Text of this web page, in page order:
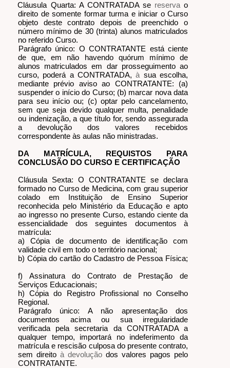
Cláusula Quarta: A CONTRATADA se reservao
direito de somente formar turma e iniciar o Curso
objeto deste contrato depois de preenchido o
número mínimo de 30 (trinta) alunos matriculados
no referido Curso.
Parágrafo único: O CONTRATANTE está ciente
de que, em não havendo quórum mínimo de
alunos matriculados em dar prosseguimento ao
curso, poderá a CONTRATADA, à sua escolha,
mediante prévio aviso ao CONTRATANTE: (a)
suspender o início do Curso; (b) marcar nova data
para seu início ou; (c) optar pelo cancelamento,
sem que seja devido qualquer multa, penalidade
ou indenização, a que título for, sendo assegurada
a devolução dos valores recebidos
correspondente às aulas não ministradas.
DA MATRÍCULA, REQUISTOS PARA
CONCLUSÃO DO CURSO E CERTIFICAÇÃO
Cláusula Sexta: O CONTRATANTE se declara
formado no Curso de Medicina, com grau superior
colado em Instituição de Ensino Superior
reconhecida pelo Ministério da Educação e apto
ao ingresso no presente Curso, estando ciente da
essencialidade dos seguintes documentos à
matrícula:
a) Cópia de documento de identificação com
validade civil em todo o território nacional;
b) Cópia do cartão do Cadastro de Pessoa Física;
f) Assinatura do Contrato de Prestação de
Serviços Educacionais;
h) Cópia do Registro Profissional no Conselho
Regional.
Parágrafo único: A não apresentação dos
documentos acima ou sua irregularidade
verificada pela secretaria da CONTRATADA a
qualquer tempo, importará no indeferimento da
matrícula e rescisão culposa do presente contrato,
sem direitoà devolução dos valores pagos pelo
CONTRATANTE.